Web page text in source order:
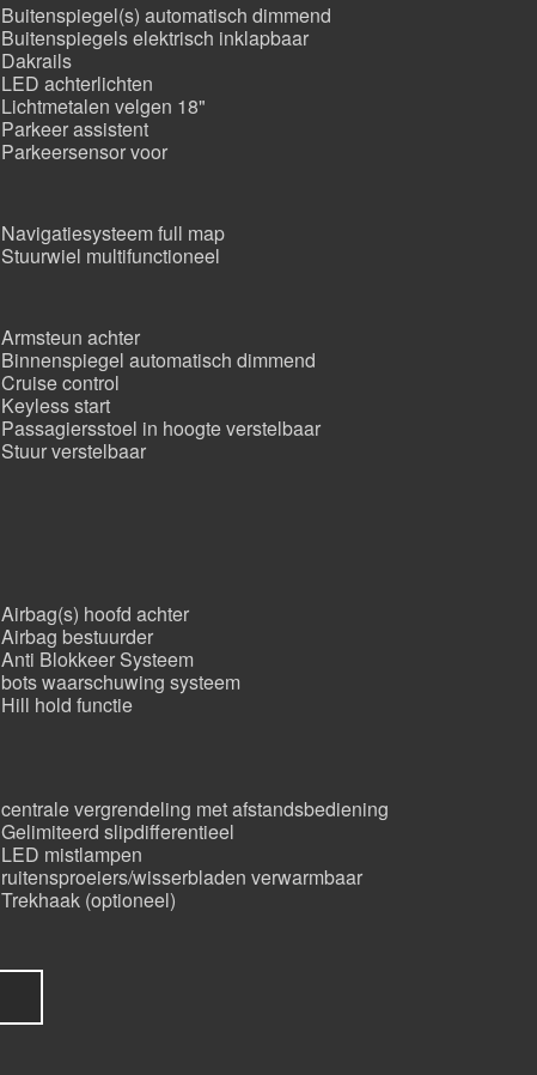
Buitenspiegel(s) automatisch dimmend
Buitenspiegels elektrisch inklapbaar
Dakrails
LED achterlichten
Lichtmetalen velgen 18"
Parkeer assistent
Parkeersensor voor
Navigatiesysteem full map
Stuurwiel multifunctioneel
Armsteun achter
Binnenspiegel automatisch dimmend
Cruise control
Keyless start
Passagiersstoel in hoogte verstelbaar
Stuur verstelbaar
Airbag(s) hoofd achter
Airbag bestuurder
Anti Blokkeer Systeem
bots waarschuwing systeem
Hill hold functie
centrale vergrendeling met afstandsbediening
Gelimiteerd slipdifferentieel
LED mistlampen
ruitensproeiers/wisserbladen verwarmbaar
Trekhaak (optioneel)